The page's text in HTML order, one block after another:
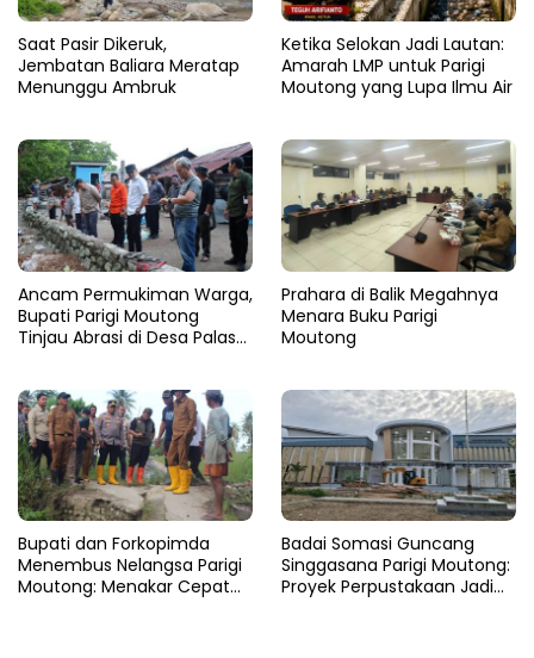
Saat Pasir Dikeruk,
Jembatan Baliara Meratap
Menunggu Ambruk
Ketika Selokan Jadi Lautan:
Amarah LMP untuk Parigi
Moutong yang Lupa Ilmu Air
Ancam Permukiman Warga,
Bupati Parigi Moutong
Tinjau Abrasi di Desa Palasa
Prahara di Balik Megahnya
Menara Buku Parigi
Moutong
​Bupati dan Forkopimda
Menembus Nelangsa Parigi
Moutong: Menakar Cepat
Badai Somasi Guncang
Singgasana Parigi Moutong:
Proyek Perpustakaan Jadi